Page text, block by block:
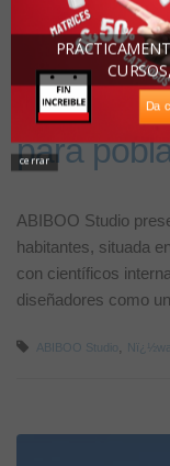
El
para
ABIBOO Studio
habitantes, situada
con científicos
diseñadores como
ABIBOO Studio Nï¿½wa
cerrar
Da